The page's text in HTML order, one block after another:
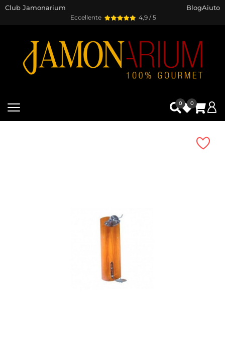
Eccellente 4,9 / 5
Club Jamonarium BlogAiuto
0 0